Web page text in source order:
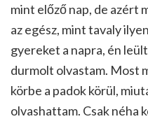
mint előző nap, de azért
az egész, mint tavaly
gyereket a napra, én
durmolt olvastam. Most
körbe a padok körül,
olvashattam. Csak néha